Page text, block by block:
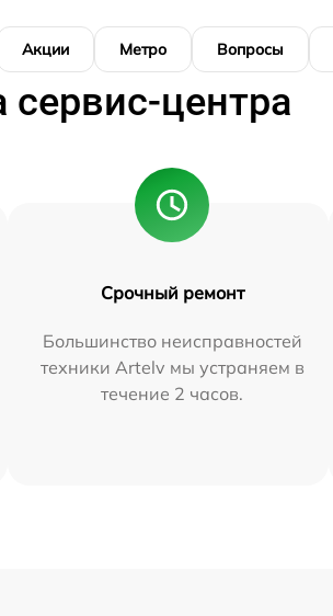
Акции Метро Вопросы
центра
Срочный ремонт
Большинство неисправностей
техники Artelv мы устраняем в
течение 2 часов.